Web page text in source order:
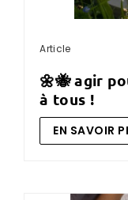
Article
🌼🐝 agir pour la biodiversité, ouvert
à tous !
EN SAVOIR